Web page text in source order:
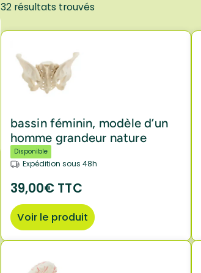
32 résultats trouvés
bassin féminin, modèle d’un
homme grandeur nature
Disponible
Expédition sous 48h
39,00€ TTC
Voir le produit